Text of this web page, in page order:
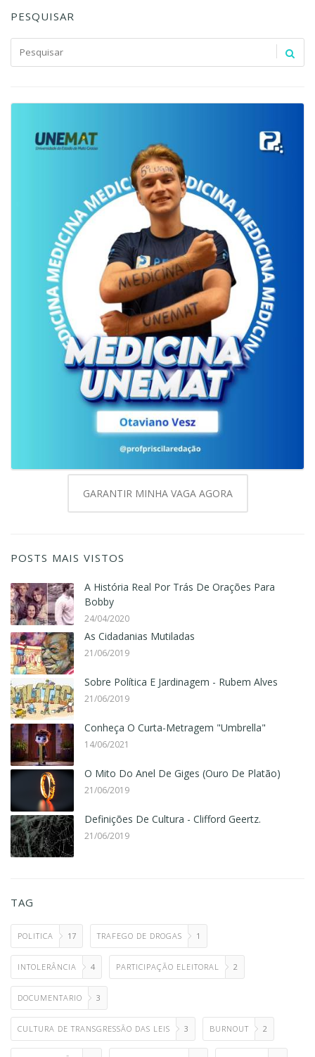
PESQUISAR
GARANTIR MINHA VAGA AGORA
POSTS MAIS VISTOS
A História Real Por Trás De Orações Para
Bobby
24/04/2020
As Cidadanias Mutiladas
21/06/2019
Sobre Política E Jardinagem - Rubem Alves
21/06/2019
Conheça O Curta-Metragem "Umbrella"
14/06/2021
O Mito Do Anel De Giges (Ouro De Platão)
21/06/2019
Definições De Cultura - Clifford Geertz.
21/06/2019
TAG
POLITICA 17 TRAFEGO DE DROGAS 1
INTOLERÂNCIA 4 PARTICIPAÇÃO ELEITORAL 2
DOCUMENTARIO 3
CULTURA DE TRANSGRESSÃO DAS LEIS 3 BURNOUT 2